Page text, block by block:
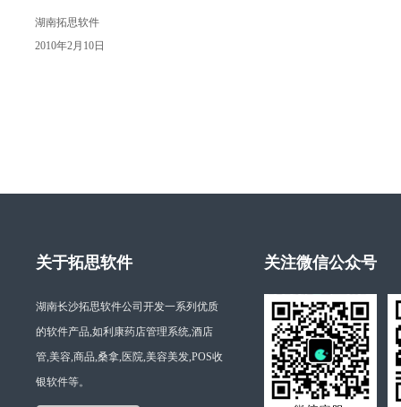
湖南拓思软件
2010年2月10日
关于拓思软件
湖南长沙拓思软件公司开发一系列优质
的软件产品,如利康药店管理系统,酒店
管,美容,商品,桑拿,医院,美容美发,POS收
银软件等。
关注微信公众号